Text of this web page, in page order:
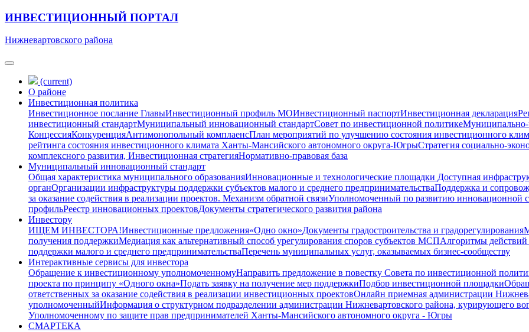
ИНВЕСТИЦИОННЫЙ ПОРТАЛ
Нижневартовского района
(current)
О районе
Инвестиционная политика
Инвестиционное послание ГлавыИнвестиционный профиль МОИнвестиционный паспортИнвестиционная декларация
инвестиционный стандартМуниципальный инновационный стандартСовет по инвестиционной политикеМуниципально-
КонцессияКонкуренцияАнтимонопольный комплаенсПлан мероприятий по улучшению состояния инвестиционного
рейтинга состояния инвестиционного климата Ханты-Мансийского автономного округа-ЮгрыСтратегия социально-
комплексного развития, Инвестиционная стратегияНормативно-правовая база
Муниципальный инновационный стандарт
Общая характеристика муниципального образованияИнновационные и технологические площадки Доступная
органОрганизации инфраструктуры поддержки субъектов малого и среднего предпринимательстваПоддержка и
за оказание содействия в реализации проектов. Механизм обратной связиУполномоченный по развитию инновационной
профильРеестр инновационных проектовДокументы стратегического развития района
Инвестору
ИЩЕМ ИНВЕСТОРА!Инвестиционные предложения«Одно окно»Документы градостроительства и градорегулирования
получения поддержкиМедиация как альтернативный способ урегулирования споров субъектов МСПАлгоритмы действий
поддержки малого и среднего предпринимательстваПеречень муниципальных услуг, оказываемых бизнес-сообществу
Интерактивные сервисы для инвестора
Обращение к инвестиционному уполномоченномуНаправить предложение в повестку Совета по инвестиционной
проекта по принципу «Одного окна»Подать заявку на получение мер поддержкиПодбор инвестиционной площадки
ответственных за оказание содействия в реализации инвестиционных проектовОнлайн приемная администрации
уполномоченныйИнформация о структурном подразделении администрации Нижневартовского района, курирующего
Уполномоченному по защите прав предпринимателей Ханты-Мансийского автономного округа - Югры
СМАРТЕКА